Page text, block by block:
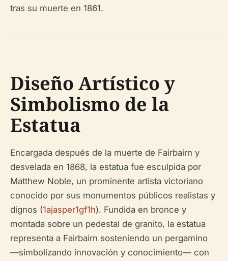
tras su muerte en 1861.
Diseño Artístico y
Simbolismo de la
Estatua
Encargada después de la muerte de Fairbairn y
desvelada en 1868, la estatua fue esculpida por
Matthew Noble, un prominente artista victoriano
conocido por sus monumentos públicos realistas y
dignos (1ajasper1gf1h). Fundida en bronce y
montada sobre un pedestal de granito, la estatua
representa a Fairbairn sosteniendo un pergamino
—simbolizando innovación y conocimiento— con